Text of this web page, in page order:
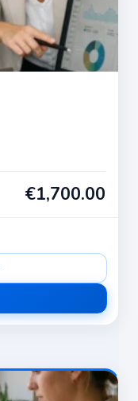
€1,700.00